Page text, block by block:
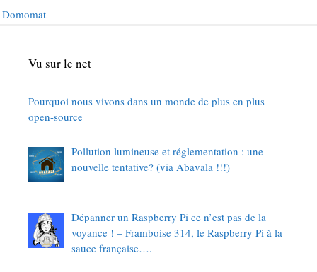
Domomat
Vu sur le net
Pourquoi nous vivons dans un monde de plus en plus
open-source
Pollution lumineuse et réglementation : une
nouvelle tentative? (via Abavala !!!)
Dépanner un Raspberry Pi ce n’est pas de la
voyance ! – Framboise 314, le Raspberry Pi à la
sauce française….